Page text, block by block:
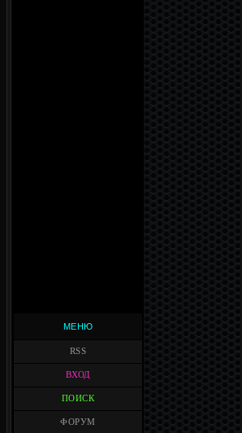
МЕНЮ
RSS
ВХОД
ПОИСК
ФОРУМ